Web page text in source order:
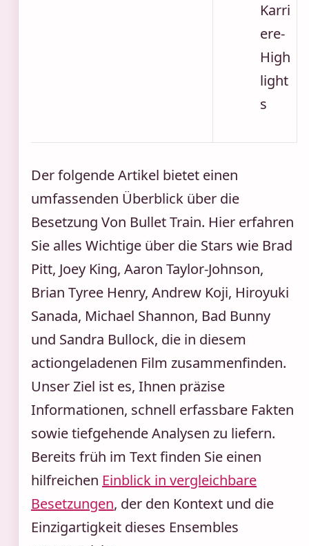
Karri
ere-
High
light
s
Der folgende Artikel bietet einen
umfassenden Überblick über die
Besetzung Von Bullet Train. Hier erfahren
Sie alles Wichtige über die Stars wie Brad
Pitt, Joey King, Aaron Taylor-Johnson,
Brian Tyree Henry, Andrew Koji, Hiroyuki
Sanada, Michael Shannon, Bad Bunny
und Sandra Bullock, die in diesem
actiongeladenen Film zusammenfinden.
Unser Ziel ist es, Ihnen präzise
Informationen, schnell erfassbare Fakten
sowie tiefgehende Analysen zu liefern.
Bereits früh im Text finden Sie einen
hilfreichen Einblick in vergleichbare
Besetzungen, der den Kontext und die
Einzigartigkeit dieses Ensembles